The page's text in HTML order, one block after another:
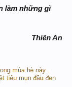
làm những gì
Thiên An
mùa hè này .
tiêu mụn đầu đen